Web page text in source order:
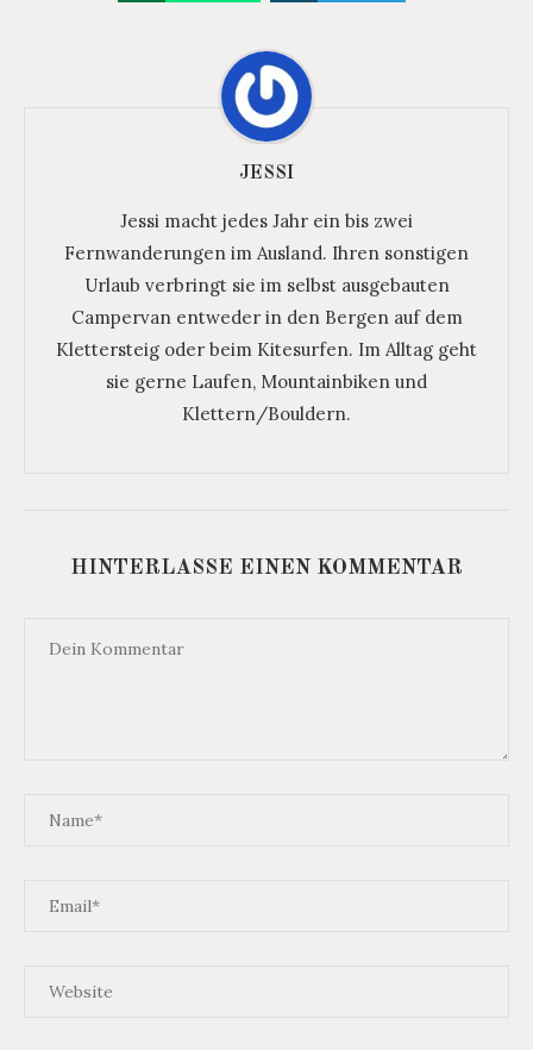
JESSI
Jessi macht jedes Jahr ein bis zwei
Fernwanderungen im Ausland. Ihren sonstigen
Urlaub verbringt sie im selbst ausgebauten
Campervan entweder in den Bergen auf dem
Klettersteig oder beim Kitesurfen. Im Alltag geht
sie gerne Laufen, Mountainbiken und
Klettern/Bouldern.
HINTERLASSE EINEN KOMMENTAR